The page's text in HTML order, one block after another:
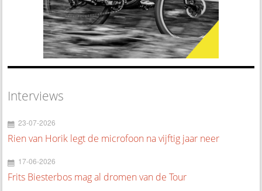
Interviews
23-07-2026
Rien van Horik legt de microfoon na vijftig jaar neer
17-06-2026
Frits Biesterbos mag al dromen van de Tour